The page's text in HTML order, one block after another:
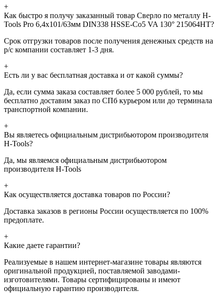
+
Как быстро я получу заказанный товар Сверло по металлу H-
Tools Pro 6,4x101/63мм DIN338 HSSE-Co5 VA 130° 215064HT?
Срок отгрузки товаров после получения денежных средств на
р/с компании составляет 1-3 дня.
+
Есть ли у вас бесплатная доставка и от какой суммы?
Да, если сумма заказа составляет более 5 000 рублей, то мы
бесплатно доставим заказ по СПб курьером или до терминала
транспортной компании.
+
Вы являетесь официальным дистрибьютором производителя
H-Tools?
Да, мы являемся официальным дистрибьютором
производителя H-Tools
+
Как осуществляется доставка товаров по России?
Доставка заказов в регионы России осуществляется по 100%
предоплате.
+
Какие даете гарантии?
Реализуемые в нашем интернет-магазине товары являются
оригинальной продукцией, поставляемой заводами-
изготовителями. Товары сертифицированы и имеют
официальную гарантию производителя.